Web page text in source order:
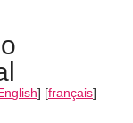
] [français]